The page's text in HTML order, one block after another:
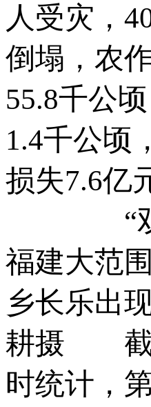
人受灾，
倒塌，农
55.8千公
1.4千公顷
损失7.6亿
“双台
福建大范
乡长乐出
耕摄 截
时统计，